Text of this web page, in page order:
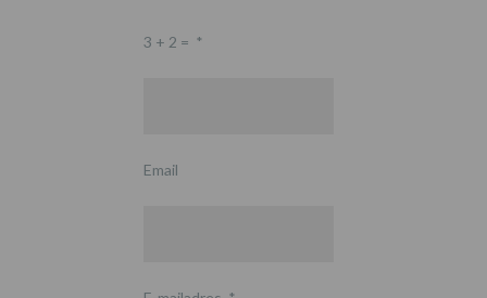
3 + 2 = *
Email